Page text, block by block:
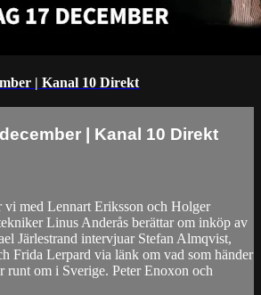
| Kanal 10 Direkt
| Kanal 10 Direkt
vi med Lennart Eriksson och Holger
Linus Anderås berättar om inköp av
Järlestrand intervjuar Stefan Almqvist,
Frida Lerpard via länk om vad som händer
runt om i Sverige. Peter Enoxon och